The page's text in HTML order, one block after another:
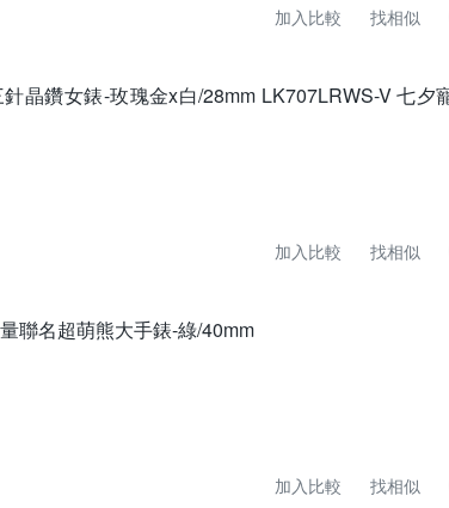
加入比較 找相似
晶鑽女錶-玫瑰金x白/28mm LK707LRWS-V 七夕
加入比較 找相似
聯名超萌熊大手錶-綠/40mm
加入比較 找相似